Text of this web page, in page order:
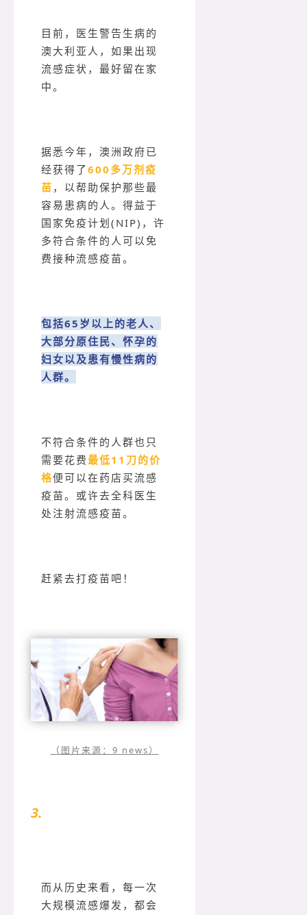
目前，医生警告生病的
澳大利亚人，如果出现
流感症状，最好留在家
中。
据悉今年，澳洲政府已
经获得了 600多万剂疫
苗 ，以帮助保护那些最
容易患病的人。得益于
国家免疫计划(NIP)，许
多符合条件的人可以免
费接种流感疫苗。
包括65岁以上的老人、
大部分原住民、怀孕的
妇女以及患有慢性病的
人群。
不符合条件的人群也只
需要花费最低11刀的价
格便可以在药店买流感
疫苗。或许去全科医生
处注射流感疫苗。
赶紧去打疫苗吧！
（图片来源：9 news）
3.
而从历史来看，每一次
大规模流感爆发，都会